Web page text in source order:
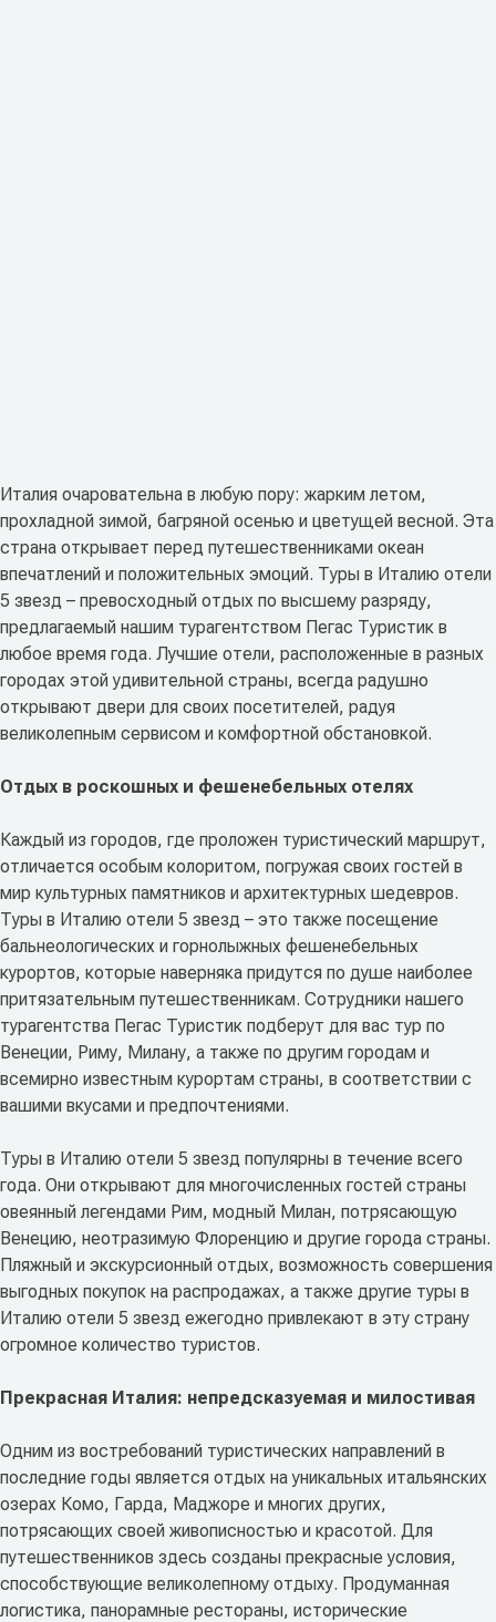
Италия очаровательна в любую пору: жарким летом,
прохладной зимой, багряной осенью и цветущей весной. Эта
страна открывает перед путешественниками океан
впечатлений и положительных эмоций. Туры в Италию отели
5 звезд – превосходный отдых по высшему разряду,
предлагаемый нашим турагентством Пегас Туристик в
любое время года. Лучшие отели, расположенные в разных
городах этой удивительной страны, всегда радушно
открывают двери для своих посетителей, радуя
великолепным сервисом и комфортной обстановкой.
Отдых в роскошных и фешенебельных отелях
Каждый из городов, где проложен туристический маршрут,
отличается особым колоритом, погружая своих гостей в
мир культурных памятников и архитектурных шедевров.
Туры в Италию отели 5 звезд – это также посещение
бальнеологических и горнолыжных фешенебельных
курортов, которые наверняка придутся по душе наиболее
притязательным путешественникам. Сотрудники нашего
турагентства Пегас Туристик подберут для вас тур по
Венеции, Риму, Милану, а также по другим городам и
всемирно известным курортам страны, в соответствии с
вашими вкусами и предпочтениями.
Туры в Италию отели 5 звезд популярны в течение всего
года. Они открывают для многочисленных гостей страны
овеянный легендами Рим, модный Милан, потрясающую
Венецию, неотразимую Флоренцию и другие города страны.
Пляжный и экскурсионный отдых, возможность совершения
выгодных покупок на распродажах, а также другие туры в
Италию отели 5 звезд ежегодно привлекают в эту страну
огромное количество туристов.
Прекрасная Италия: непредсказуемая и милостивая
Одним из востребований туристических направлений в
последние годы является отдых на уникальных итальянских
озерах Комо, Гарда, Маджоре и многих других,
потрясающих своей живописностью и красотой. Для
путешественников здесь созданы прекрасные условия,
способствующие великолепному отдыху. Продуманная
логистика, панорамные рестораны, исторические